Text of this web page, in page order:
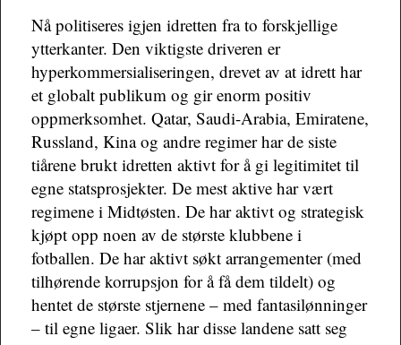
Nå politiseres igjen idretten fra to forskjellige
ytterkanter. Den viktigste driveren er
hyperkommersialiseringen, drevet av at idrett har
et globalt publikum og gir enorm positiv
oppmerksomhet. Qatar, Saudi-Arabia, Emiratene,
Russland, Kina og andre regimer har de siste
tiårene brukt idretten aktivt for å gi legitimitet til
egne statsprosjekter. De mest aktive har vært
regimene i Midtøsten. De har aktivt og strategisk
kjøpt opp noen av de største klubbene i
fotballen. De har aktivt søkt arrangementer (med
tilhørende korrupsjon for å få dem tildelt) og
hentet de største stjernene – med fantasilønninger
– til egne ligaer. Slik har disse landene satt seg